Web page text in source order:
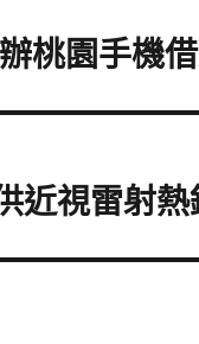
桃園手機
近視雷射